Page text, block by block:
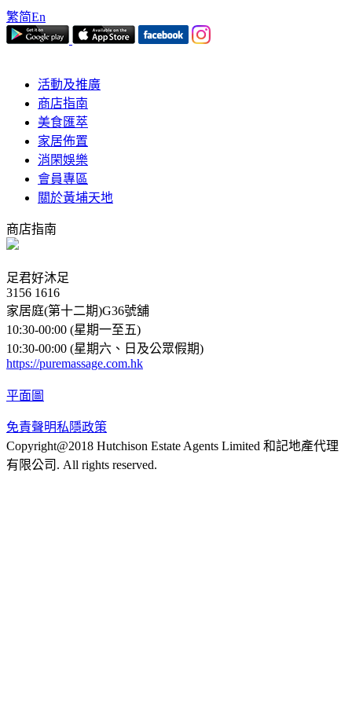
繁简En
活動及推廣
商店指南
美食匯萃
家居佈置
消閑娛樂
會員專區
關於黃埔天地
商店指南
足君好沐足
3156 1616
家居庭(第十二期)G36號舖
10:30-00:00 (星期一至五)
10:30-00:00 (星期六、日及公眾假期)
https://puremassage.com.hk
平面圖
免責聲明私隱政策
Copyright@2018 Hutchison Estate Agents Limited 和記地產代理
有限公司. All rights reserved.